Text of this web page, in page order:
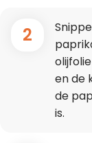
2
en de
de
is.